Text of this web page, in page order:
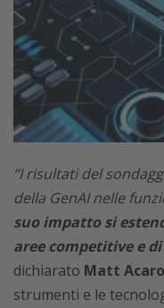
“I risultati del
della GenAI nelle
suo impatto si
aree competitive e
dichiarato Matt Acaro
strumenti e le